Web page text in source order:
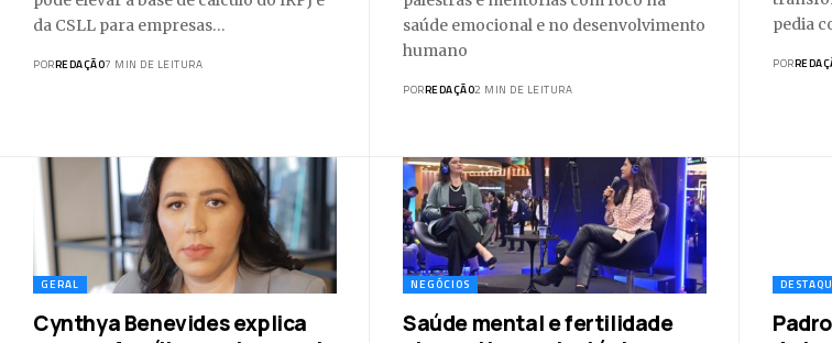
da CSLL para empresas…
PORREDAÇÃO7 MIN DE LEITURA
saúde emocional e no desenvolvimento
humano
PORREDAÇÃO2 MIN DE LEITURA
pedia
POR
GERAL
Cynthya Benevides explica
NEGÓCIOS
Saúde mental e fertilidade